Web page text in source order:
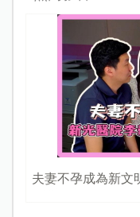
夫妻不孕成為新文